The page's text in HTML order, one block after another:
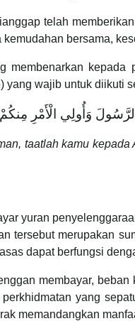
telah
bersama,
membenarkan
yang wajib untuk diikuti
الرَّسُولَ وَأُولِي الْأَمْرِ مِنكُمْ
taatlah kamu
yuran
tersebut merupakan
dapat berfungsi
membayar,
yang
memandangkan